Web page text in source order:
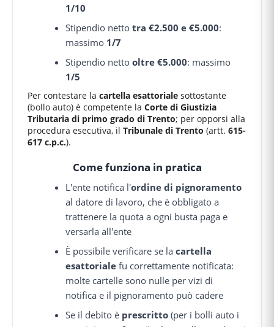
1/10
Stipendio nettotra €2.500 e €5.000:
massimo 1/7
Stipendio nettooltre €5.000: massimo
1/5
Per contestare la cartella esattoriale sottostante
(bollo auto) è competente la Corte di Giustizia
Tributaria di primo grado di Trento; per opporsi alla
procedura esecutiva, il Tribunale di Trento (artt. 615-
617 c.p.c.).
Come funziona in pratica
L'ente notifica l'ordine di pignoramento
al datore di lavoro, che è obbligato a
trattenere la quota a ogni busta paga e
versarla all'ente
È possibile verificare se lacartella
esattoriale fu correttamente notificata:
molte cartelle sono nulle per vizi di
notifica e il pignoramento può cadere
Se il debito è prescritto (per i bolli auto i